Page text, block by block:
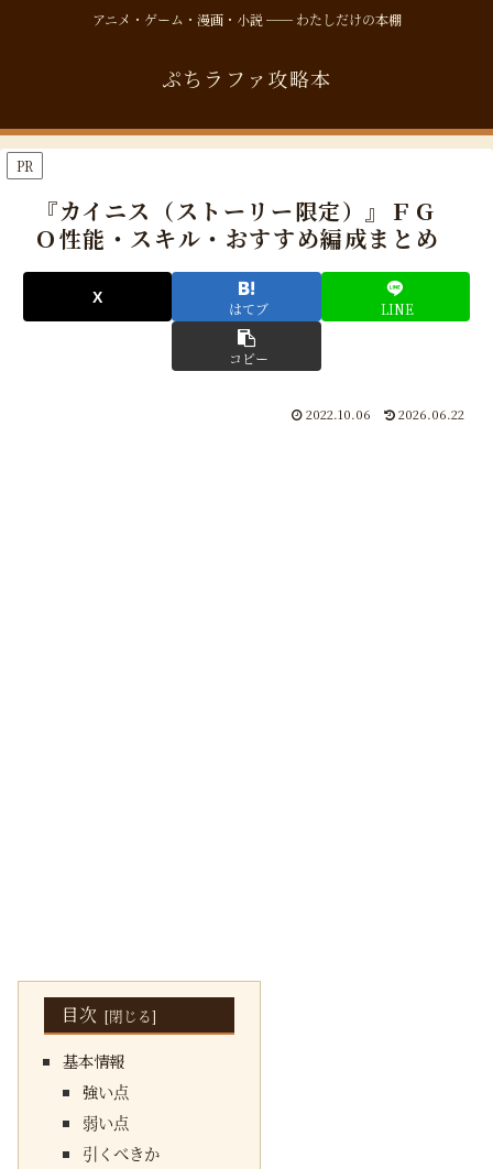
アニメ・ゲーム・漫画・小説 ── わたしだけの本棚
ぷちラファ攻略本
PR
『カイニス（ストーリー限定）』ＦＧ
Ｏ性能・スキル・おすすめ編成まとめ
はてブ LINE
コピー
2022.10.06 2026.06.22
目次
基本情報
強い点
弱い点
引くべきか